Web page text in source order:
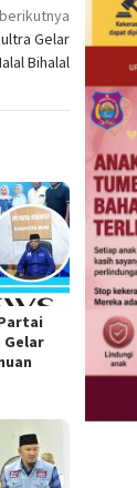
Gelar
Bihalal
Gelar